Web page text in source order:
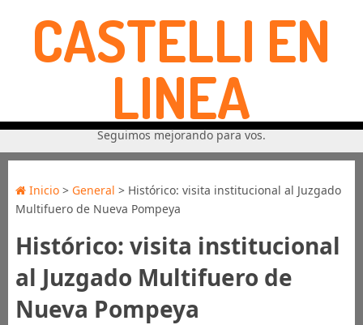
CASTELLI EN
LINEA
Seguimos mejorando para vos.
Inicio> General > Histórico: visita institucional al Juzgado
Multifuero de Nueva Pompeya
Histórico: visita institucional
al Juzgado Multifuero de
Nueva Pompeya